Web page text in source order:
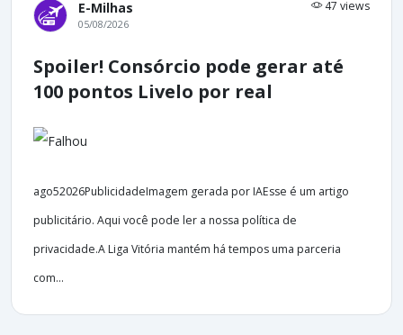
E-Milhas 47 views
05/08/2026
Spoiler! Consórcio pode gerar até
100 pontos Livelo por real
ago52026PublicidadeImagem gerada por IAEsse é um artigo
publicitário. Aqui você pode ler a nossa política de
privacidade.A Liga Vitória mantém há tempos uma parceria
com...